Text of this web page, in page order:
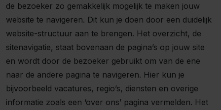
de bezoeker zo gemakkelijk mogelijk te maken jouw
website te navigeren. Dit kun je doen door een duidelijk
website-structuur aan te brengen. Het overzicht, de
sitenavigatie, staat bovenaan de pagina’s op jouw site
en wordt door de bezoeker gebruikt om van de ene
naar de andere pagina te navigeren. Hier kun je
bijvoorbeeld vacatures, regio’s, diensten en overige
informatie zoals een ‘over ons’ pagina vermelden. Het